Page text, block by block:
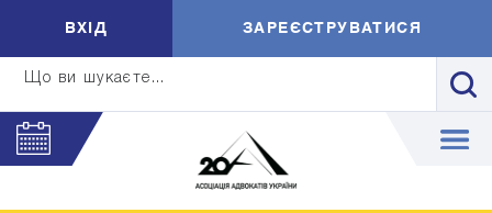
Що ви шукаєте...
ВXIД ЗАРЕЄСТРУВАТИСЯ